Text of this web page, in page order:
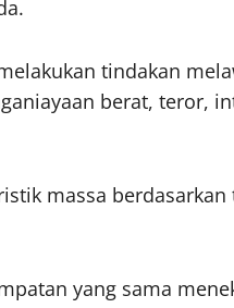
tindakan
berat, teror,
massa
yang sama